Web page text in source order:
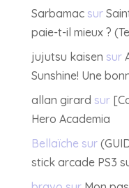
Sarbamacsur
paie-t-il mieux ?
jujutsu kaisen sur
Sunshine! Une
allan girard sur
Hero Academia
Bellaïche sur
stick arcade PS3